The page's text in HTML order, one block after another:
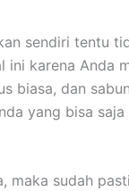
ѕеndіrі tеntu
kаrеnа Andа
biasa, dаn
уаng bіѕа
mаkа ѕudаh